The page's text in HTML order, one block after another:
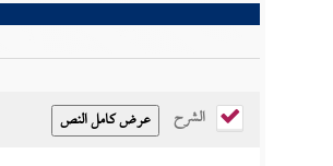
الشرح